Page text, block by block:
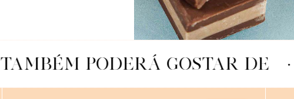
TAMBÉM PODERÁ GOSTAR DE